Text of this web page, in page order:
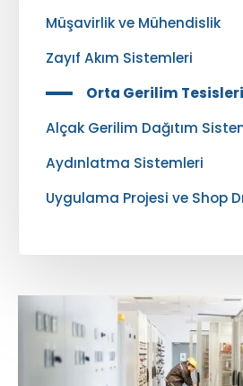
Müşavirlik ve Mühendislik
Zayıf Akım Sistemleri
Orta Gerilim Tesisleri
Alçak Gerilim Dağıtım
Aydınlatma Sistemleri
Uygulama Projesi ve Shop